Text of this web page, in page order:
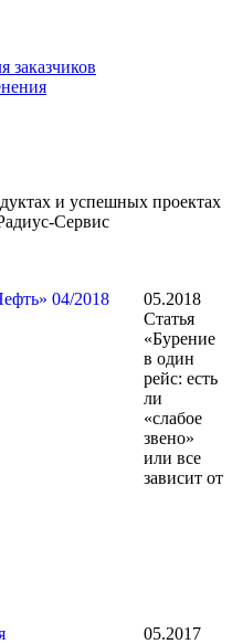
и успешных проектах
Сервис
05.2018
Статья
«Бурение
в один
рейс: есть
ли
«слабое
звено»
или все
зависит от
05.2017